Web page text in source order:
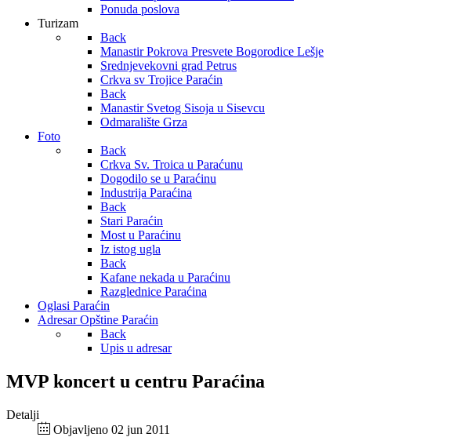
Ponuda poslova
Turizam
Back
Manastir Pokrova Presvete Bogorodice Lešje
Srednjevekovni grad Petrus
Crkva sv Trojice Paraćin
Back
Manastir Svetog Sisoja u Sisevcu
Odmaralište Grza
Foto
Back
Crkva Sv. Troica u Paraćunu
Dogodilo se u Paraćinu
Industrija Paraćina
Back
Stari Paraćin
Most u Paraćinu
Iz istog ugla
Back
Kafane nekada u Paraćinu
Razglednice Paraćina
Oglasi Paraćin
Adresar Opštine Paraćin
Back
Upis u adresar
MVP koncert u centru Paraćina
Detalji
Objavljeno 02 jun 2011